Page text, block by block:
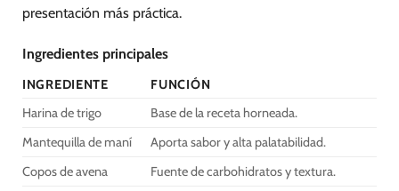
presentación más práctica.
Ingredientes principales
INGREDIENTE
FUNCIÓN
Harina de trigo
Base de la receta horneada.
Mantequilla de maní
Aporta sabor y alta palatabilidad.
Copos de avena
Fuente de carbohidratos y textura.